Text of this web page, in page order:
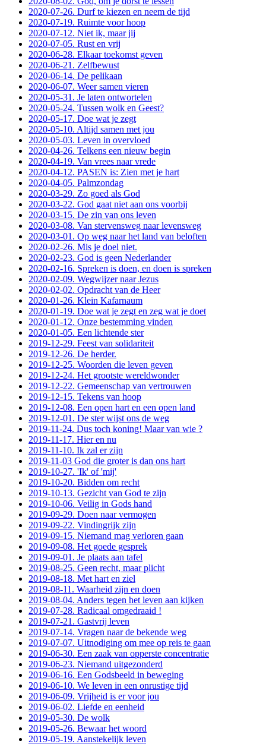
2020-07-26. Durf te kiezen en neem de tijd
2020-07-19. Ruimte voor hoop
2020-07-12. Niet ik, maar jij
2020-07-05. Rust en vrij
2020-06-28. Elkaar toekomst geven
2020-06-21. Zelfbewust
2020-06-14. De pelikaan
2020-06-07. Weer samen vieren
2020-05-31. Je laten ontwortelen
2020-05-24. Tussen wolk en Geest?
2020-05-17. Doe wat je zegt
2020-05-10. Altijd samen met jou
2020-05-03. Leven in overvloed
2020-04-26. Telkens een nieuw begin
2020-04-19. Van vrees naar vrede
2020-04-12. PASEN is: Zien met je hart
2020-04-05. Palmzondag
2020-03-29. Zo goed als God
2020-03-22. God gaat niet aan ons voorbij
2020-03-15. De zin van ons leven
2020-03-08. Van stervensweg naar levensweg
2020-03-01. Op weg naar het land van beloften
2020-02-26. Mis je doel niet.
2020-02-23. God is geen Nederlander
2020-02-16. Spreken is doen, en doen is spreken
2020-02-09. Wegwijzer naar Jezus
2020-02-02. Opdracht van de Heer
2020-01-26. Klein Kafarnaum
2020-01-19. Doe wat je zegt en zeg wat je doet
2020-01-12. Onze bestemming vinden
2020-01-05. Een lichtende ster
2019-12-29. Feest van solidariteit
2019-12-26. De herder.
2019-12-25. Woorden die leven geven
2019-12-24. Het grootste wereldwonder
2019-12-22. Gemeenschap van vertrouwen
2019-12-15. Tekens van hoop
2019-12-08. Een open hart en een open land
2019-12-01. De ster wijst ons de weg
2019-11-24. Dus toch koning! Maar van wie ?
2019-11-17. Hier en nu
2019-11-10. Ik zal er zijn
2019-11-03 God die groter is dan ons hart
2019-10-27. 'Ik' of 'mij'
2019-10-20. Bidden om recht
2019-10-13. Gezicht van God te zijn
2019-10-06. Veilig in Gods hand
2019-09-29. Doen naar vermogen
2019-09-22. Vindingrijk zijn
2019-09-15. Niemand mag verloren gaan
2019-09-08. Het goede gesprek
2019-09-01. Je plaats aan tafel
2019-08-25. Geen recht, maar plicht
2019-08-18. Met hart en ziel
2019-08-11. Waarheid zijn en doen
2019-08-04. Anders tegen het leven aan kijken
2019-07-28. Radicaal omgedraaid !
2019-07-21. Gastvrij leven
2019-07-14. Vragen naar de bekende weg
2019-07-07. Uitnodiging om mee op reis te gaan
2019-06-30. Een zaak van opperste concentratie
2019-06-23. Niemand uitgezonderd
2019-06-16. Een Godsbeeld in beweging
2019-06-10. We leven in een onrustige tijd
2019-06-09. Vrijheid is er voor jou
2019-06-02. Liefde en eenheid
2019-05-30. De wolk
2019-05-26. Bewaar het woord
2019-05-19. Aanstekelijk leven